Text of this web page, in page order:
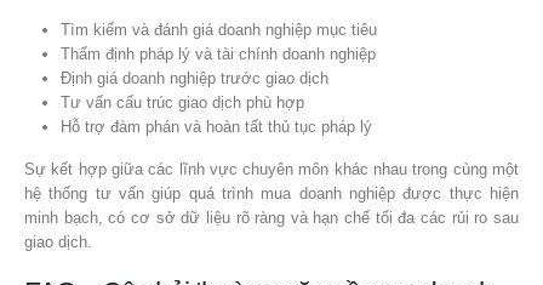
Tìm kiếm và đánh giá doanh nghiệp mục tiêu
Thẩm định pháp lý và tài chính doanh nghiệp
Định giá doanh nghiệp trước giao dịch
Tư vấn cấu trúc giao dịch phù hợp
Hỗ trợ đàm phán và hoàn tất thủ tục pháp lý
Sự kết hợp giữa các lĩnh vực chuyên môn khác nhau trong cùng một
hệ thống tư vấn giúp quá trình mua doanh nghiệp được thực hiện
minh bạch, có cơ sở dữ liệu rõ ràng và hạn chế tối đa các rủi ro sau
giao dịch.